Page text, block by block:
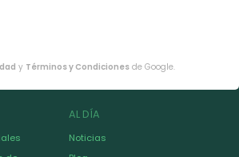
y Términos y Condiciones de Google.
AL DÍA
Noticias